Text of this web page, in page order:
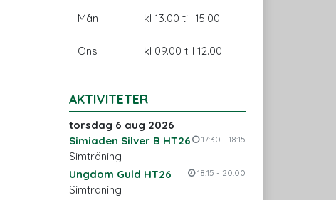
Mån kl 13.00 till 15.00
Ons kl 09.00 till 12.00
AKTIVITETER
torsdag 6 aug 2026
Simiaden Silver B HT26
17:30 - 18:15
Simträning
Ungdom Guld HT26
18:15 - 20:00
Simträning